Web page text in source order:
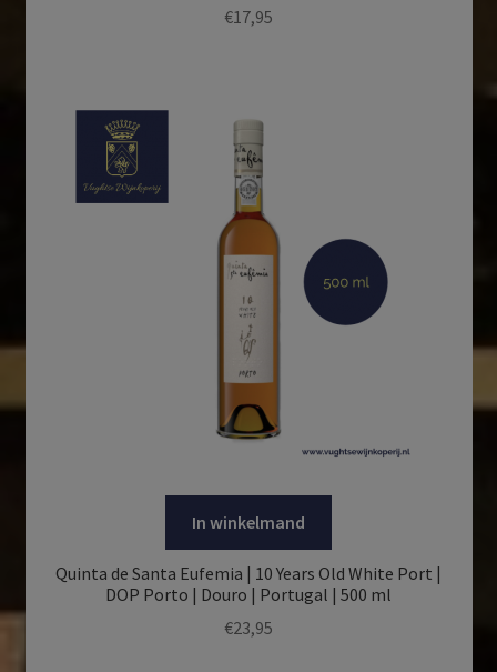
€17,95
In winkelmand
Quinta de Santa Eufemia | 10 Years Old White Port |
DOP Porto | Douro | Portugal | 500 ml
€23,95